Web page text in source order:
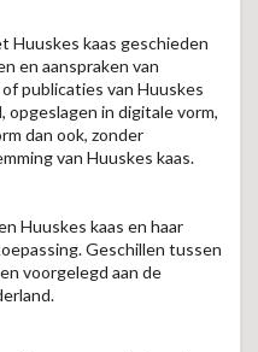
Huuskes kaas geschieden
en aanspraken van
publicaties van Huuskes
opgeslagen in digitale vorm,
dan ook, zonder
van Huuskes kaas.
Huuskes kaas en haar
Geschillen tussen
voorgelegd aan de